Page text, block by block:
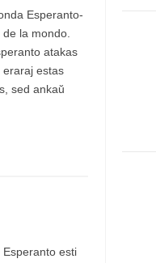
Esperanto-
la mondo.
atakas
eraraj estas
sed ankaŭ
esti